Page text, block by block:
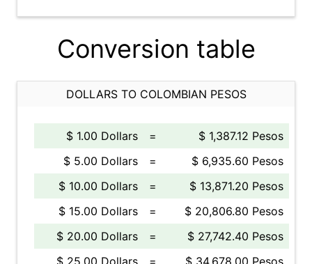
Conversion table
DOLLARS TO COLOMBIAN PESOS
$ 1.00 Dollars =
$ 1,387.12 Pesos
$ 5.00 Dollars
=
$ 6,935.60 Pesos
$ 10.00 Dollars
=
$ 13,871.20 Pesos
$ 15.00 Dollars
=
$ 20,806.80 Pesos
$ 20.00 Dollars
=
$ 27,742.40 Pesos
$ 25.00 Dollars
=
$ 34,678.00 Pesos